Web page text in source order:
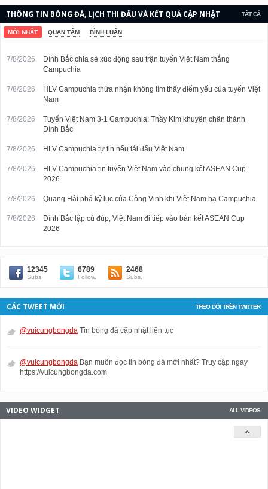
TẤT CẢ
THÔNG TIN BÓNG ĐÁ, LỊCH THI ĐẤU VÀ KẾT QUẢ CẬP NHẬT
LIÊN TỤC.
MỚI NHẤT QUAN TÂM BÌNH LUẬN
7/8/2026
Đình Bắc chia sẻ xúc động sau trận tuyển Việt Nam thắng
Campuchia
7/8/2026
HLV Campuchia thừa nhận không tìm thấy điểm yếu của tuyển Việt
Nam
7/8/2026
Tuyển Việt Nam 3-1 Campuchia: Thầy Kim khuyên chân thành
Đình Bắc
7/8/2026 HLV Campuchia tự tin nếu tái đấu Việt Nam
7/8/2026
HLV Campuchia tin tuyển Việt Nam vào chung kết ASEAN Cup
2026
7/8/2026 Quang Hải phá kỷ lục của Công Vinh khi Việt Nam hạ Campuchia
7/8/2026
Đình Bắc lập cú đúp, Việt Nam đi tiếp vào bán kết ASEAN Cup
2026
12345
Subs.
6789
Follow.
2468
Subs.
THEO DÕI TRÊN TWITTER
CÁC TWEET MỚI
@vuicungbongda Tin bóng đá cập nhật liên tục
@vuicungbongda Bạn muốn đọc tin bóng đá mới nhất? Truy cập ngay
https://vuicungbongda.com
ALL VIDEOS
VIDEO WIDGET